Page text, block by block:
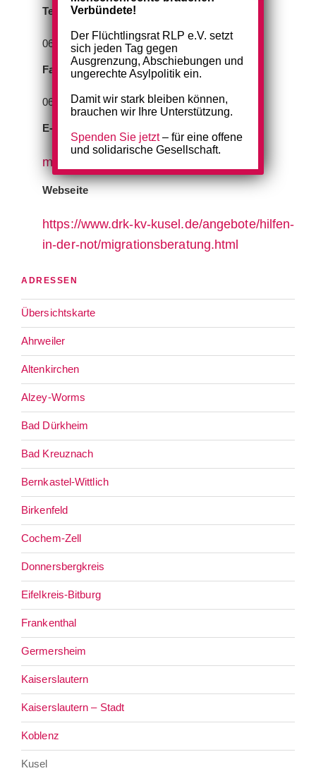
Telefon
06381 924641
Fax
06381 924698
E-Mail
migra@kv-kusel.drk.de
Webseite
https://www.drk-kv-kusel.de/angebote/hilfen-
in-der-not/migrationsberatung.html
ADRESSEN
Übersichtskarte
Ahrweiler
Altenkirchen
Alzey-Worms
Bad Dürkheim
Bad Kreuznach
Bernkastel-Wittlich
Birkenfeld
Cochem-Zell
Donnersbergkreis
Eifelkreis-Bitburg
Frankenthal
Germersheim
Kaiserslautern
Kaiserslautern – Stadt
Koblenz
Kusel
Verbündete!
Der Flüchtlingsrat RLP e.V. setzt
sich jeden Tag gegen
Ausgrenzung, Abschiebungen und
ungerechte Asylpolitik ein.
Damit wir stark bleiben können,
brauchen wir Ihre Unterstützung.
Spenden Sie jetzt– für eine offene
und solidarische Gesellschaft.